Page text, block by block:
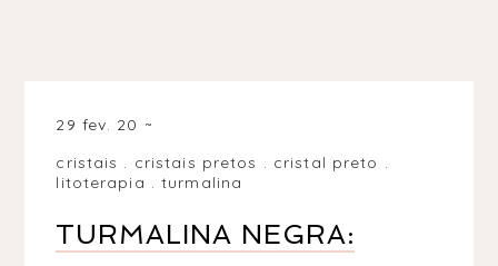
29 fev. 20
cristais . cristais pretos . cristal preto .
litoterapia .turmalina
TURMALINA NEGRA: